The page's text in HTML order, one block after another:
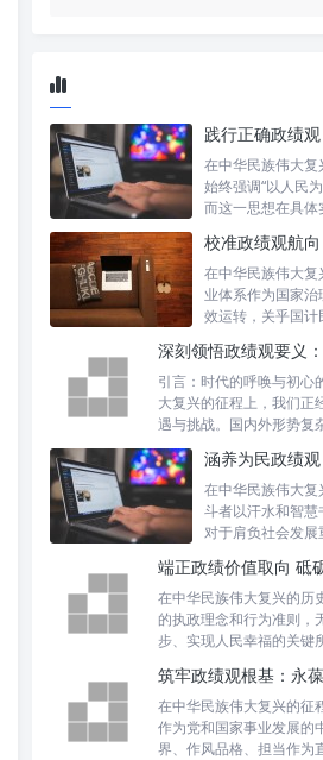
在中华民族伟大
始终强调“以人民
而这一思想在具体
在中华民族伟大
业体系作为国家
效运转，关乎国
引言：时代的呼唤与初心
大复兴的征程上，我们正
遇与挑战。国内外形势复
在中华民族伟大
斗者以汗水和智慧
对于肩负社会发
在中华民族伟大复兴的历
的执政理念和行为准则，
步、实现人民幸福的关键
在中华民族伟大复兴的征
作为党和国家事业发展的
界、作风品格、担当作为